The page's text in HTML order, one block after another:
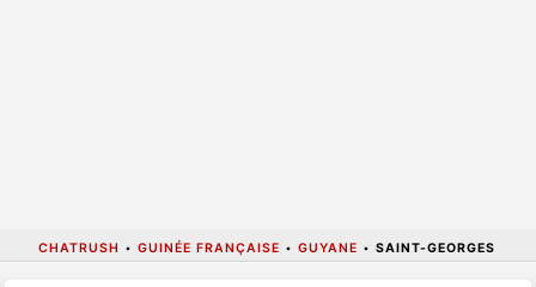
CHATRUSH • GUINÉE FRANÇAISE • GUYANE • SAINT-GEORGES